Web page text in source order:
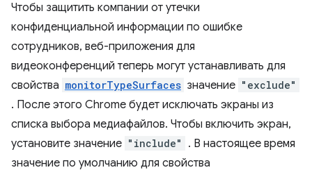
Чтобы защитить компании от утечки
конфиденциальной информации по ошибке
сотрудников, веб-приложения для
видеоконференций теперь могут устанавливать для
свойства monitorTypeSurfaces значение "exclude"
. После этого Chrome будет исключать экраны из
списка выбора медиафайлов. Чтобы включить экран,
установите значение "include"
. В настоящее время
значение по умолчанию для свойства